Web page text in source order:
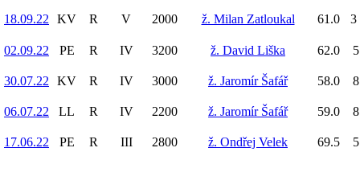
18.09.22 KV R V 2000 ž. Milan Zatloukal 61.0 3
02.09.22 PE R IV 3200 ž. David Liška 62.0
30.07.22 KV R IV 3000 ž. Jaromír Šafář 58.0
06.07.22 LL R IV 2200 ž. Jaromír Šafář 59.0
17.06.22 PE R III 2800 ž. Ondřej Velek 69.5